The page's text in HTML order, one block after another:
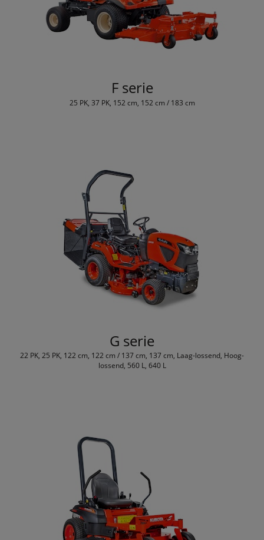
F serie
25 PK, 37 PK, 152 cm, 152 cm / 183 cm
G serie
22 PK, 25 PK, 122 cm, 122 cm / 137 cm, 137 cm, Laag-lossend, Hoog-
lossend, 560 L, 640 L